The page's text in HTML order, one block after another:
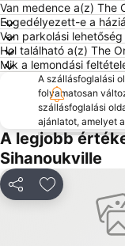
Van medence a(z) The
Engedélyezett-e a
Van parkolási
Hol található a(z) The
Mik a lemondási
A szállásfoglalási
folyamatosan
szállásfoglalási
ajánlatot, amelyet
A legjobb
Sihanoukville
MegosztásHozzáadás